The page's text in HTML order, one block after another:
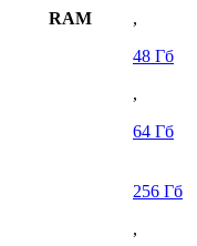
RAM
,
48 Гб
,
64 Гб
256 Гб
,